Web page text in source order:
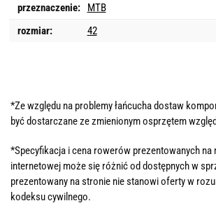
przeznaczenie:
MTB
rozmiar:
42
*Ze względu na problemy łańcucha dostaw
być dostarczane ze zmienionym osprzętem
*Specyfikacja i cena rowerów prezentowanych na
internetowej może się różnić od dostępnych w
prezentowany na stronie nie stanowi oferty w
kodeksu cywilnego.